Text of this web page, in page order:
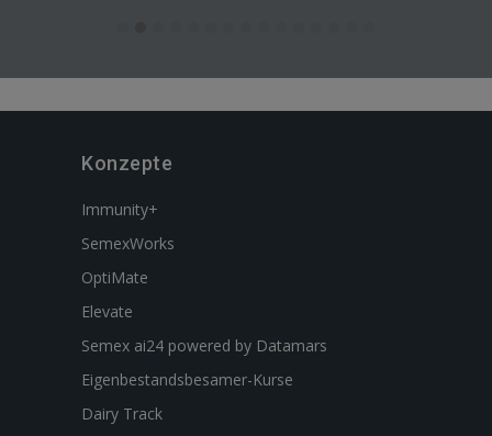
Konzepte
Immunity+
SemexWorks
OptiMate
Elevate
Semex ai24 powered by Datamars
Eigenbestandsbesamer-Kurse
Dairy Track